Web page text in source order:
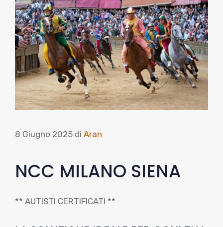
8 Giugno 2025 di Aran
NCC MILANO SIENA
** AUTISTI CERTIFICATI **